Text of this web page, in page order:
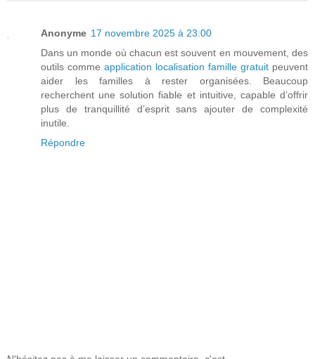
Anonyme 17 novembre 2025 à 23:00
Dans un monde où chacun est souvent en mouvement, des
outils comme application localisation famille gratuit peuvent
aider les familles à rester organisées. Beaucoup
recherchent une solution fiable et intuitive, capable d’offrir
plus de tranquillité d’esprit sans ajouter de complexité
inutile.
Répondre